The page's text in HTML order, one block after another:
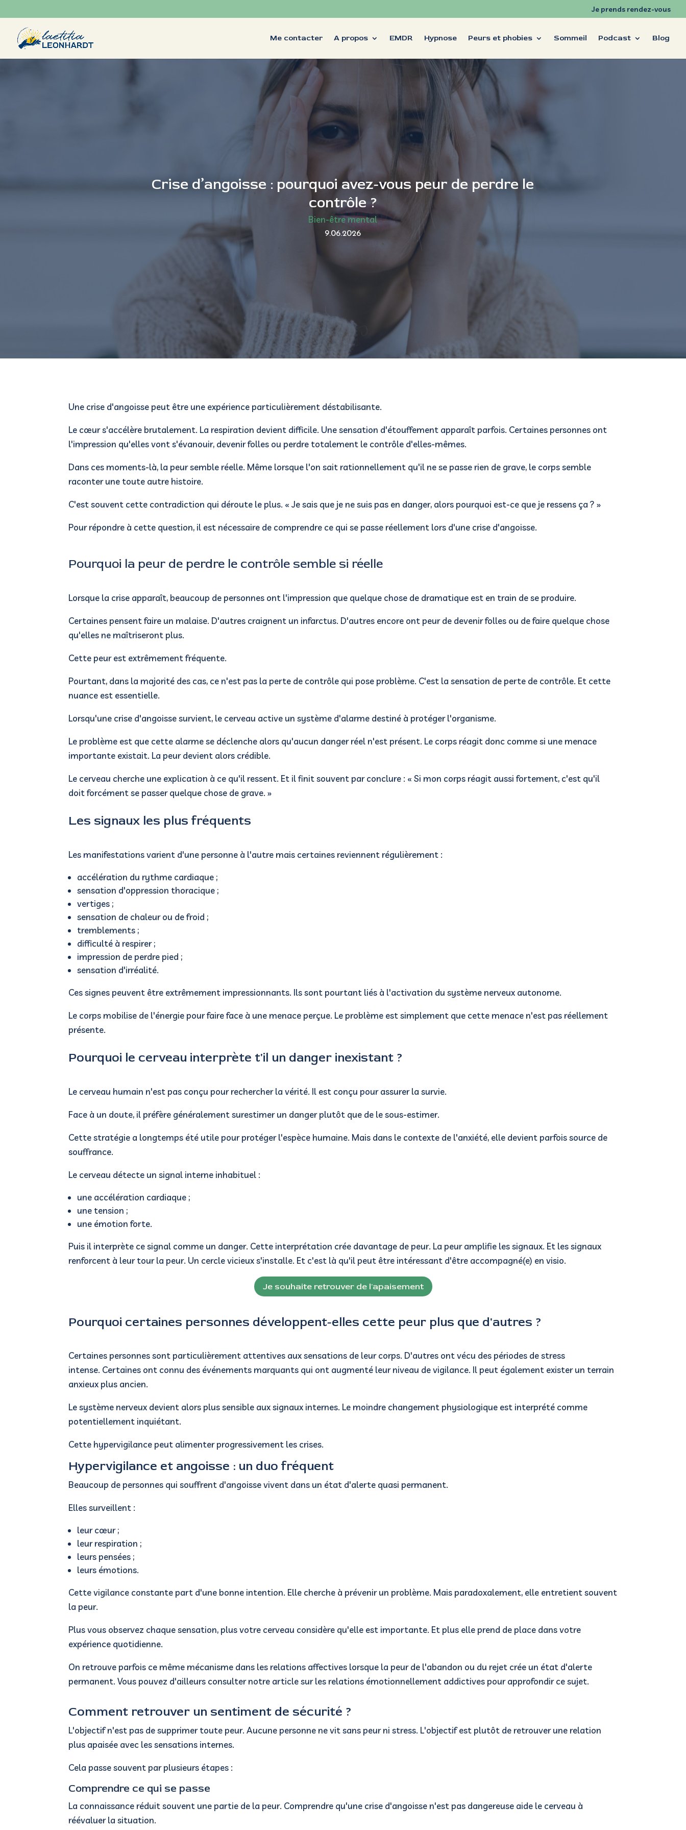
Je prends rendez-vous
Me contacter A propos EMDR Hypnose Peurs et phobies Sommeil Podcast Blog
Crise d’angoisse : pourquoi avez-vous peur de perdre le
contrôle ?
Bien-être mental
9.06.2026
Une crise d'angoisse peut être une expérience particulièrement déstabilisante.
Le cœur s'accélère brutalement. La respiration devient difficile. Une sensation d'étouffement apparaît parfois. Certaines personnes ont
l'impression qu'elles vont s'évanouir, devenir folles ou perdre totalement le contrôle d'elles-mêmes.
Dans ces moments-là, la peur semble réelle. Même lorsque l'on sait rationnellement qu'il ne se passe rien de grave, le corps semble
raconter une toute autre histoire.
C'est souvent cette contradiction qui déroute le plus. « Je sais que je ne suis pas en danger, alors pourquoi est-ce que je ressens ça ? »
Pour répondre à cette question, il est nécessaire de comprendre ce qui se passe réellement lors d'une crise d'angoisse.
Pourquoi la peur de perdre le contrôle semble si réelle
Lorsque la crise apparaît, beaucoup de personnes ont l'impression que quelque chose de dramatique est en train de se produire.
Certaines pensent faire un malaise. D'autres craignent un infarctus. D'autres encore ont peur de devenir folles ou de faire quelque chose
qu'elles ne maîtriseront plus.
Cette peur est extrêmement fréquente.
Pourtant, dans la majorité des cas, ce n'est pas la perte de contrôle qui pose problème. C'est la sensation de perte de contrôle. Et cette
nuance est essentielle.
Lorsqu'une crise d'angoisse survient, le cerveau active un système d'alarme destiné à protéger l'organisme.
Le problème est que cette alarme se déclenche alors qu'aucun danger réel n'est présent. Le corps réagit donc comme si une menace
importante existait. La peur devient alors crédible.
Le cerveau cherche une explication à ce qu'il ressent. Et il finit souvent par conclure : « Si mon corps réagit aussi fortement, c'est qu'il
doit forcément se passer quelque chose de grave. »
Les signaux les plus fréquents
Les manifestations varient d'une personne à l'autre mais certaines reviennent régulièrement :
accélération du rythme cardiaque ;
sensation d'oppression thoracique ;
vertiges ;
sensation de chaleur ou de froid ;
tremblements ;
difficulté à respirer ;
impression de perdre pied ;
sensation d'irréalité.
Ces signes peuvent être extrêmement impressionnants. Ils sont pourtant liés à l'activation du système nerveux autonome.
Le corps mobilise de l'énergie pour faire face à une menace perçue. Le problème est simplement que cette menace n'est pas réellement
présente.
Pourquoi le cerveau interprète t'il un danger inexistant ?
Le cerveau humain n'est pas conçu pour rechercher la vérité. Il est conçu pour assurer la survie.
Face à un doute, il préfère généralement surestimer un danger plutôt que de le sous-estimer.
Cette stratégie a longtemps été utile pour protéger l'espèce humaine. Mais dans le contexte de l'anxiété, elle devient parfois source de
souffrance.
Le cerveau détecte un signal interne inhabituel :
une accélération cardiaque ;
une tension ;
une émotion forte.
Puis il interprète ce signal comme un danger. Cette interprétation crée davantage de peur. La peur amplifie les signaux. Et les signaux
renforcent à leur tour la peur. Un cercle vicieux s'installe. Et c'est là qu'il peut être intéressant d'être accompagné(e) en visio.
Je souhaite retrouver de l'apaisement
Pourquoi certaines personnes développent-elles cette peur plus que d'autres ?
Certaines personnes sont particulièrement attentives aux sensations de leur corps. D'autres ont vécu des périodes de stress
intense. Certaines ont connu des événements marquants qui ont augmenté leur niveau de vigilance. Il peut également exister un terrain
anxieux plus ancien.
Le système nerveux devient alors plus sensible aux signaux internes. Le moindre changement physiologique est interprété comme
potentiellement inquiétant.
Cette hypervigilance peut alimenter progressivement les crises.
Hypervigilance et angoisse : un duo fréquent
Beaucoup de personnes qui souffrent d'angoisse vivent dans un état d'alerte quasi permanent.
Elles surveillent :
leur cœur ;
leur respiration ;
leurs pensées ;
leurs émotions.
Cette vigilance constante part d'une bonne intention. Elle cherche à prévenir un problème. Mais paradoxalement, elle entretient souvent
la peur.
Plus vous observez chaque sensation, plus votre cerveau considère qu'elle est importante. Et plus elle prend de place dans votre
expérience quotidienne.
On retrouve parfois ce même mécanisme dans les relations affectives lorsque la peur de l'abandon ou du rejet crée un état d'alerte
permanent.Vous pouvez d'ailleurs consulter notre article sur les relations émotionnellement addictives pour approfondir ce sujet.
Comment retrouver un sentiment de sécurité ?
L'objectif n'est pas de supprimer toute peur.Aucune personne ne vit sans peur ni stress. L'objectif est plutôt de retrouver une relation
plus apaisée avec les sensations internes.
Cela passe souvent par plusieurs étapes :
Comprendre ce qui se passe
La connaissance réduit souvent une partie de la peur. Comprendre qu'une crise d'angoisse n'est pas dangereuse aide le cerveau à
réévaluer la situation.